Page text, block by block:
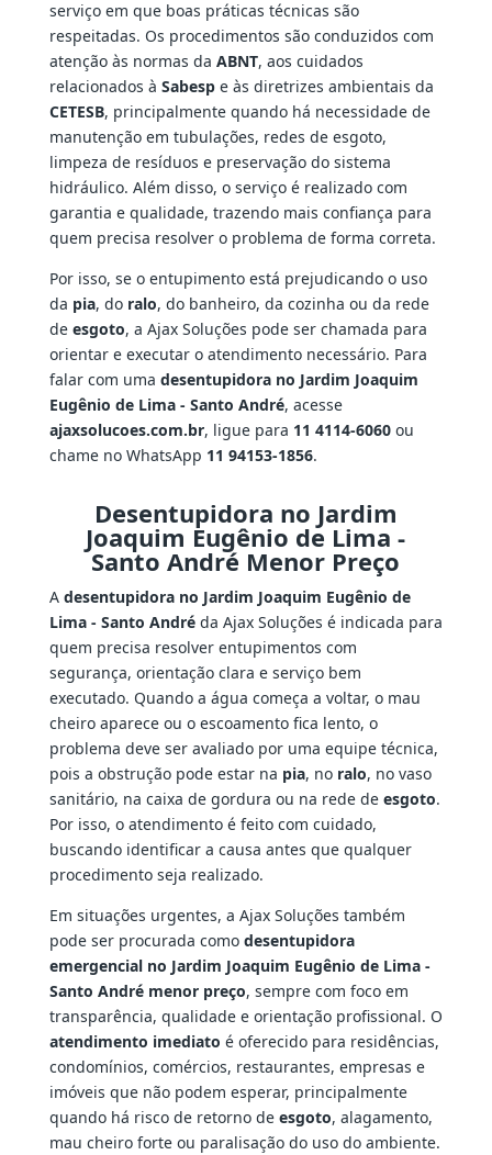
serviço em que boas práticas técnicas são
respeitadas. Os procedimentos são conduzidos com
atenção às normas da ABNT, aos cuidados
relacionados à Sabespe às diretrizes ambientais da
CETESB, principalmente quando há necessidade de
manutenção em tubulações, redes de esgoto,
limpeza de resíduos e preservação do sistema
hidráulico. Além disso, o serviço é realizado com
garantia e qualidade, trazendo mais confiança para
quem precisa resolver o problema de forma correta.
Por isso, se o entupimento está prejudicando o uso
da pia, do ralo, do banheiro, da cozinha ou da rede
de esgoto, a Ajax Soluções pode ser chamada para
orientar e executar o atendimento necessário. Para
falar com uma desentupidora no Jardim Joaquim
Eugênio de Lima - Santo André, acesse
ajaxsolucoes.com.br, ligue para 11 4114-6060ou
chame no WhatsApp 11 94153-1856.
Desentupidora no Jardim
Joaquim Eugênio de Lima -
Santo André Menor Preço
A desentupidora no Jardim Joaquim Eugênio de
Lima - Santo Andréda Ajax Soluções é indicada para
quem precisa resolver entupimentos com
segurança, orientação clara e serviço bem
executado. Quando a água começa a voltar, o mau
cheiro aparece ou o escoamento fica lento, o
problema deve ser avaliado por uma equipe técnica,
pois a obstrução pode estar na pia, no ralo, no vaso
sanitário, na caixa de gordura ou na rede de esgoto.
Por isso, o atendimento é feito com cuidado,
buscando identificar a causa antes que qualquer
procedimento seja realizado.
Em situações urgentes, a Ajax Soluções também
pode ser procurada como desentupidora
emergencial no Jardim Joaquim Eugênio de Lima -
Santo André menor preço, sempre com foco em
transparência, qualidade e orientação profissional. O
atendimento imediato é oferecido para residências,
condomínios, comércios, restaurantes, empresas e
imóveis que não podem esperar, principalmente
quando há risco de retorno de esgoto, alagamento,
mau cheiro forte ou paralisação do uso do ambiente.